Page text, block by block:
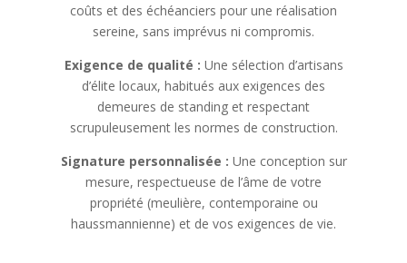
coûts et des échéanciers pour une réalisation
sereine, sans imprévus ni compromis.
Exigence de qualité : Une sélection d’artisans
d’élite locaux, habitués aux exigences des
demeures de standing et respectant
scrupuleusement les normes de construction.
Signature personnalisée : Une conception sur
mesure, respectueuse de l’âme de votre
propriété (meulière, contemporaine ou
haussmannienne) et de vos exigences de vie.